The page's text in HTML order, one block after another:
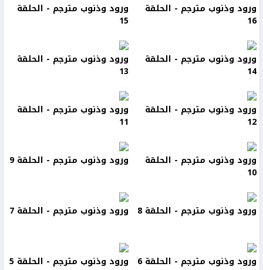
ورود وذنوب مترجم - الحلقة
16
ورود وذنوب مترجم - الحلقة
15
ورود وذنوب مترجم - الحلقة
14
ورود وذنوب مترجم - الحلقة
13
ورود وذنوب مترجم - الحلقة
12
ورود وذنوب مترجم - الحلقة
11
ورود وذنوب مترجم - الحلقة
10
ورود وذنوب مترجم - الحلقة 9
ورود وذنوب مترجم - الحلقة 8 ورود وذنوب مترجم - الحلقة 7
ورود وذنوب مترجم - الحلقة 6 ورود وذنوب مترجم - الحلقة 5